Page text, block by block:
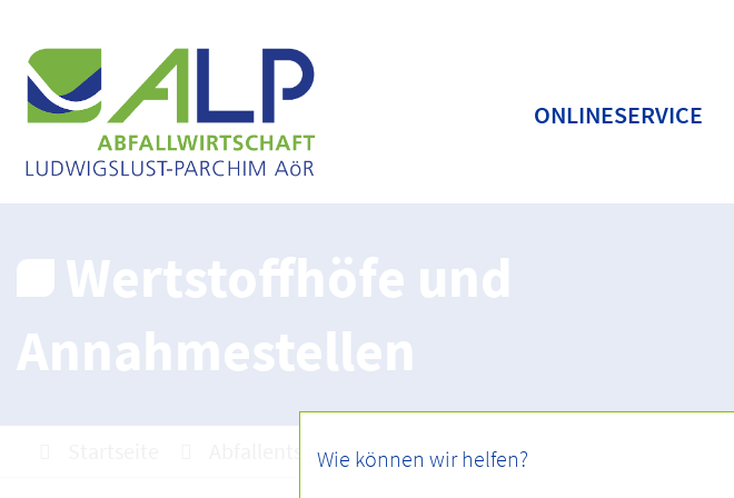
ONLINESERVICE
Wertstoffhöfe und
Annahmestellen
Abfallentsorgung Wertstoffhöfe und Annahmestellen